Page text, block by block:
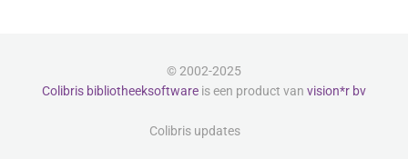
© 2002-2025
Colibris bibliotheeksoftware is een product van vision*r bv
Colibris updates